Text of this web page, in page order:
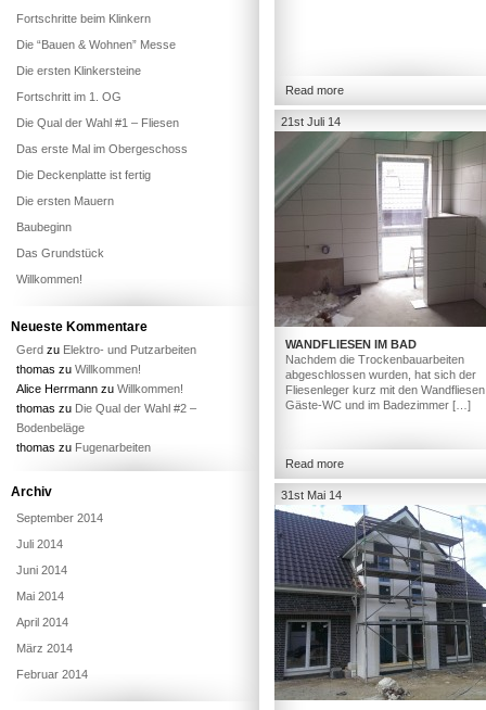
Read more
21st Juli 14
WANDFLIESEN IM BAD
Nachdem die Trockenbauarbeiten
abgeschlossen wurden, hat sich der
Fliesenleger kurz mit den
Gäste-WC und im Badezimmer […]
Read more
31st Mai 14
Fortschritte beim Klinkern
Die “Bauen & Wohnen” Messe
Die ersten Klinkersteine
Fortschritt im 1. OG
Die Qual der Wahl #1 – Fliesen
Das erste Mal im Obergeschoss
Die Deckenplatte ist fertig
Die ersten Mauern
Baubeginn
Das Grundstück
Willkommen!
Neueste Kommentare
Gerd zu Elektro- und Putzarbeiten
thomas zu Willkommen!
Alice Herrmann zu Willkommen!
thomas zu Die Qual der Wahl #2 –
Bodenbeläge
thomas zu Fugenarbeiten
Archiv
September 2014
Juli 2014
Juni 2014
Mai 2014
April 2014
März 2014
Februar 2014